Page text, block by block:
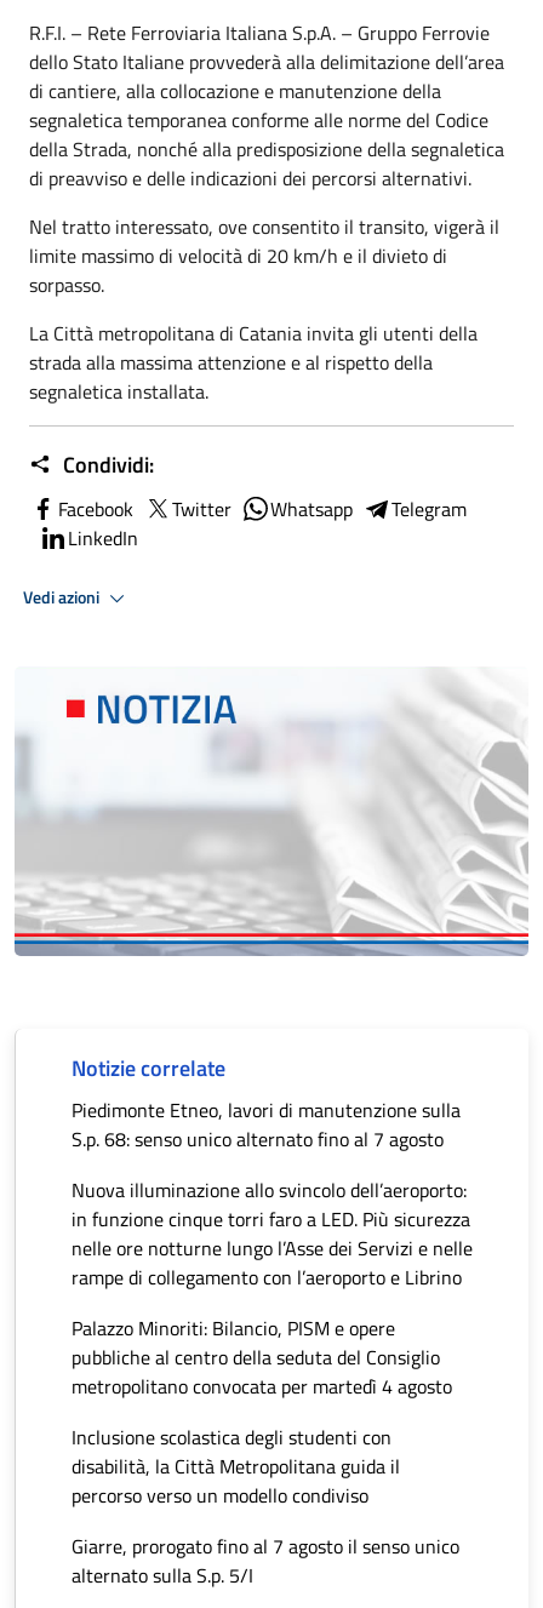
R.F.I. – Rete Ferroviaria Italiana S.p.A. – Gruppo Ferrovie
dello Stato Italiane provvederà alla delimitazione dell’area
di cantiere, alla collocazione e manutenzione della
segnaletica temporanea conforme alle norme del Codice
della Strada, nonché alla predisposizione della segnaletica
di preavviso e delle indicazioni dei percorsi alternativi.
Nel tratto interessato, ove consentito il transito, vigerà il
limite massimo di velocità di 20 km/h e il divieto di
sorpasso.
La Città metropolitana di Catania invita gli utenti della
strada alla massima attenzione e al rispetto della
segnaletica installata.
Condividi:
Facebook Twitter Whatsapp
Telegram
LinkedIn
Vedi azioni
Notizie correlate
Piedimonte Etneo, lavori di manutenzione sulla
S.p. 68: senso unico alternato fino al 7 agosto
Nuova illuminazione allo svincolo dell’aeroporto:
in funzione cinque torri faro a LED. Più sicurezza
nelle ore notturne lungo l’Asse dei Servizi e nelle
rampe di collegamento con l’aeroporto e Librino
Palazzo Minoriti: Bilancio, PISM e opere
pubbliche al centro della seduta del Consiglio
metropolitano convocata per martedì 4 agosto
Inclusione scolastica degli studenti con
disabilità, la Città Metropolitana guida il
percorso verso un modello condiviso
Giarre, prorogato fino al 7 agosto il senso unico
alternato sulla S.p. 5/I